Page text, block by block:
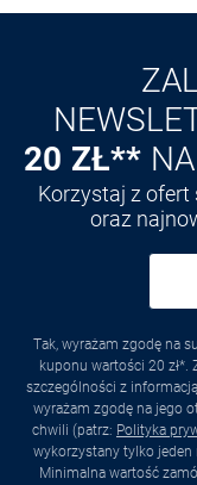
20 ZŁ**
Korzystaj z ofert
oraz
Tak, wyrażam zgodę na
kuponu wartości 20 zł*.
szczególności z
wyrażam zgodę na jego
chwili (patrz: Polityka
wykorzystany tylko jeden
Minimalna wartość